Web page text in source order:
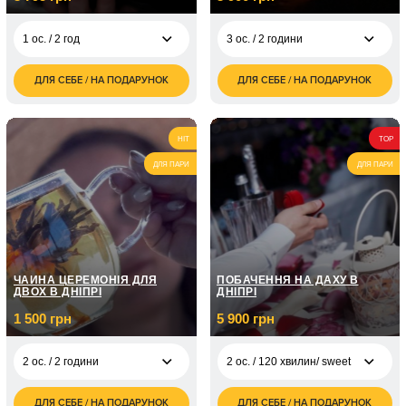
1 ос. / 2 год
3 795
грн
ДЛЯ СЕБЕ / НА ПОДАРУНОК
3 ос. / 2 години
3 900
грн
5 ос. / 2 години
6 500
грн
ДЛЯ СЕБЕ / НА ПОДАРУНОК
HIT
ДЛЯ ПАРИ
ЧАЙНА ЦЕРЕМОНІЯ ДЛЯ
ДВОХ В ДНІПРІ
1 500 грн
2 ос. / 2 години
ДЛЯ СЕБЕ / НА ПОДАРУНОК
TOP
ДЛЯ ПАРИ
ПОБАЧЕННЯ НА ДАХУ В
ДНІПРІ
5 900 грн
2 ос. / 120 хвилин/ sweet
ДЛЯ СЕБЕ / НА ПОДАРУНОК